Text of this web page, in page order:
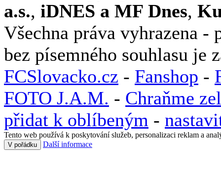
a.s., iDNES a MF Dnes,
Všechna práva vyhrazena -
bez písemného souhlasu je
FCSlovacko.cz - Fanshop -
FOTO J.A.M. - Chraňme
přidat k oblíbeným -
Tento web používá k poskytování služeb, personalizaci reklam a
V pořádku Další informace